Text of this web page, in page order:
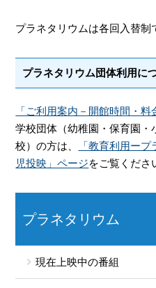
プラネタリウム
現在上映中の番組
プラネタリウムは各回入替制
プラネタリウム団体利用に
「ご利用案内－開館時間・料
学校団体（幼稚園・保育園
校）の方は、
「教育利用ー
児投映」ページをご覧くださ